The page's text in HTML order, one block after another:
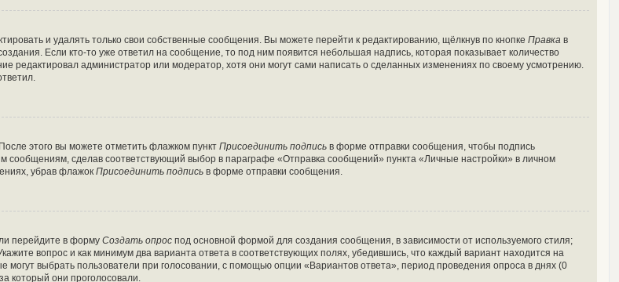
и удалять только свои собственные сообщения. Вы можете перейти к редактированию, щёлкнув по кнопке Правка в
Если кто-то уже ответил на сообщение, то под ним появится небольшая надпись, которая показывает количество
редактировал администратор или модератор, хотя они могут сами написать о сделанных изменениях по своему усмотрению.
этого вы можете отметить флажком пункт Присоединить подпись в форме отправки сообщения, чтобы подпись
сделав соответствующий выбор в параграфе «Отправка сообщений» пункта «Личные настройки» в личном
убрав флажок Присоединить подпись в форме отправки сообщения.
перейдите в форму Создать опрос под основной формой для создания сообщения, в зависимости от используемого стиля;
вопрос и как минимум два варианта ответа в соответствующих полях, убедившись, что каждый вариант находится на
могут выбрать пользователи при голосовании, с помощью опции «Вариантов ответа», период проведения опроса в днях (0
который они проголосовали.